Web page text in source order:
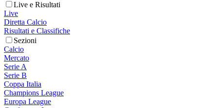
Live e Risultati
Live
Diretta Calcio
Risultati e Classifiche
Sezioni
Calcio
Mercato
Serie A
Serie B
Coppa Italia
Champions League
Europa League